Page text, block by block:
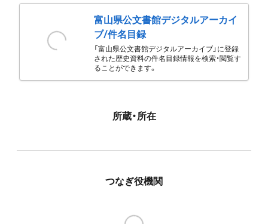
富山県公文書館デジタルアーカイ
ブ/件名目録
「富山県公文書館デジタルアーカイブ」に登録
された歴史資料の件名目録情報を検索・閲覧す
ることができます。
所蔵・所在
つなぎ役機関